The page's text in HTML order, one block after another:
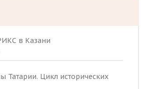
в Казани
Татарии. Цикл исторических